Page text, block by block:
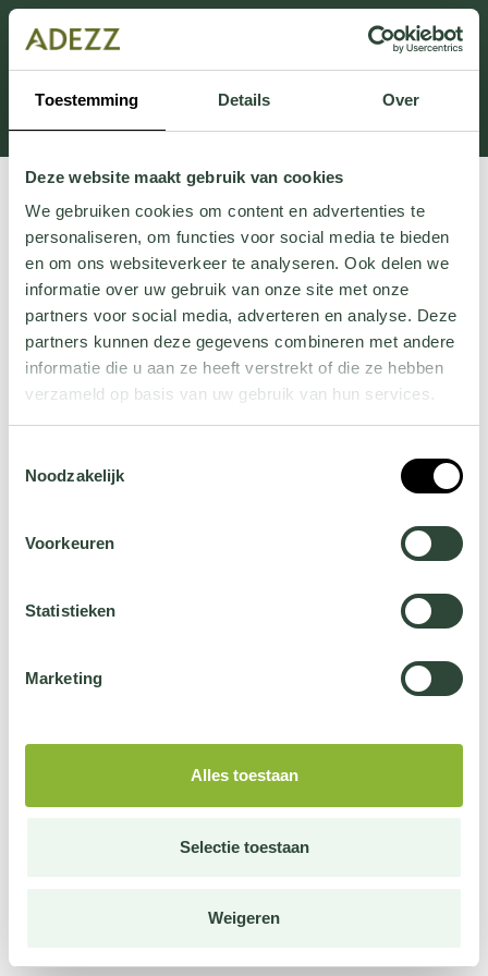
Toestemming Details Over
Deze website maakt gebruik van cookies
We gebruiken cookies om content en advertenties te
personaliseren, om functies voor social media te bieden
en om ons websiteverkeer te analyseren. Ook delen we
informatie over uw gebruik van onze site met onze
partners voor social media, adverteren en analyse. Deze
partners kunnen deze gegevens combineren met andere
informatie die u aan ze heeft verstrekt of die ze hebben
verzameld op basis van uw gebruik van hun services.
jehier.
Noodzakelijk
Voorkeuren
Statistieken
Marketing
Alles toestaan
Selectie toestaan
Weigeren
This section is currently under maintenance.
If you are missing information, you can call us at +31
413 745 423 or email us at